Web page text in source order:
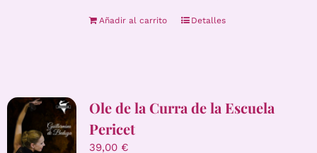
Añadir al carrito Detalles
Ole de la Curra de la Escuela
Pericet
39,00 €